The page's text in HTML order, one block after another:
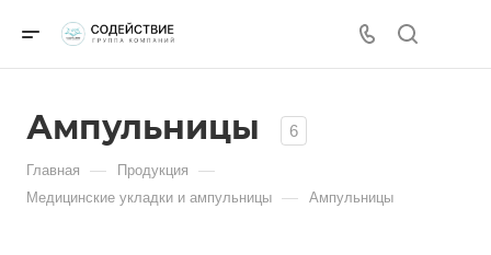
Ампульницы 6
Главная — Продукция —
Медицинские укладки и ампульницы — Ампульницы